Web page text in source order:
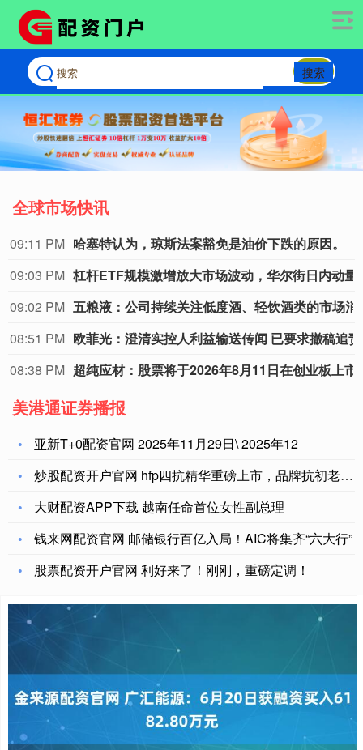
搜索
全球市场快讯
09:11 PM 哈塞特认为，琼斯法案豁免是油价下跌的原因。
09:03 PM
09:02 PM
08:51 PM
08:38 PM
美港通证券播报
亚新T+0配资官网 2025年11月29日\ 2025年12
炒股配资开户官网 hfp四抗精华重磅上市，品牌抗初老布局新突
大财配资APP下载 越南任命首位女性副总理
钱来网配资官网 邮储银行百亿入局！AIC将集齐“六大行”
股票配资开户官网 利好来了！刚刚，重磅定调！